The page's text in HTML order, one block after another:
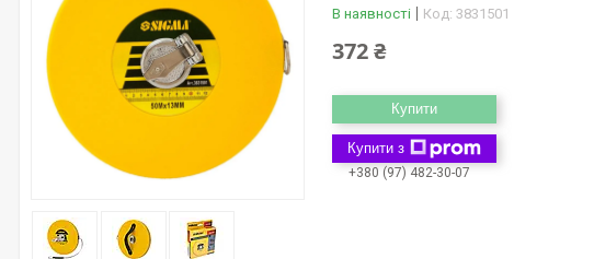
В наявності Код: 3831501
372 ₴
Купити
Купити з
+380 (97) 482-30-07